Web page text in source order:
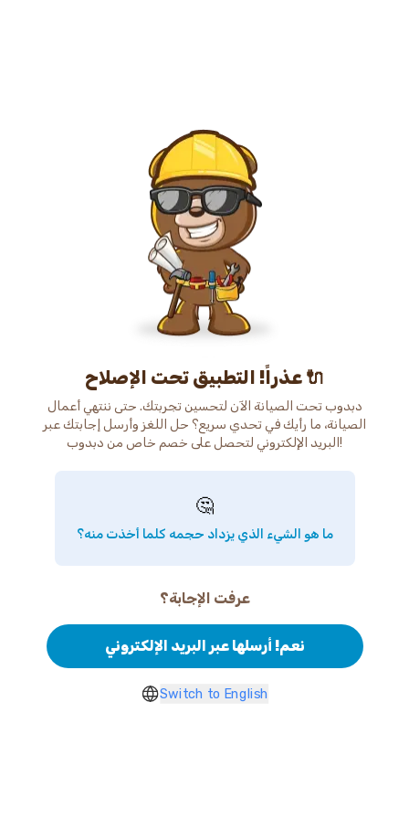
عذراً! التطبيق تحت الإصلاح 🔌
دبدوب تحت الصيانة الآن لتحسين تجربتك. حتى ننتهي أعمال
الصيانة، ما رأيك في تحدي سريع؟ حل اللغز وأرسل إجابتك عبر
البريد الإلكتروني لتحصل على خصم خاص من دبدوب!
🤔
ما هو الشيء الذي يزداد حجمه كلما أخذت منه؟
عرفت الإجابة؟
نعم! أرسلها عبر البريد الإلكتروني
Switch to English